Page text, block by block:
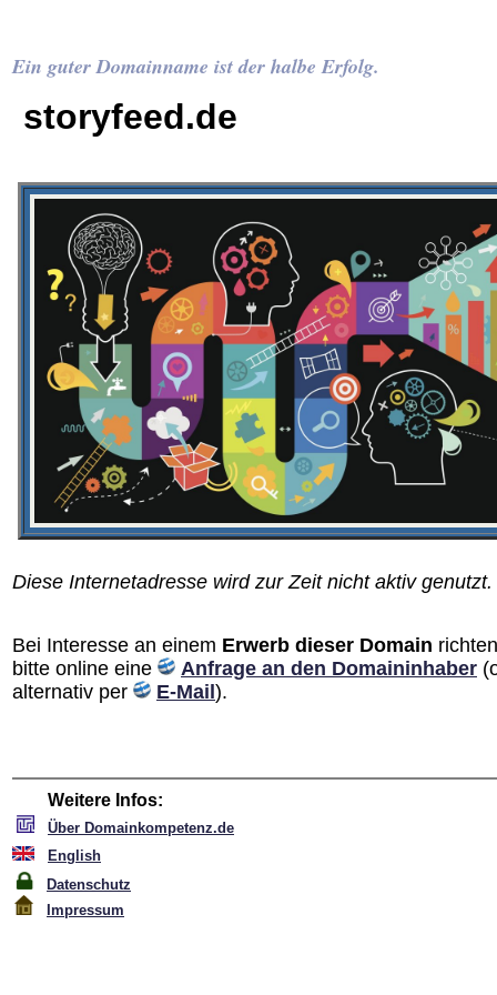
Ein guter Domainname ist der halbe Erfolg.
storyfeed.de
Diese Internetadresse wird zur Zeit nicht aktiv genutzt.
Bei Interesse an einem Erwerb dieser Domain
bitte online eine
Anfrage an den Domain­inhaber
alternativ per
E-Mail ).
Weitere Infos:
Über Domainkompetenz.de
English
Datenschutz
Impressum